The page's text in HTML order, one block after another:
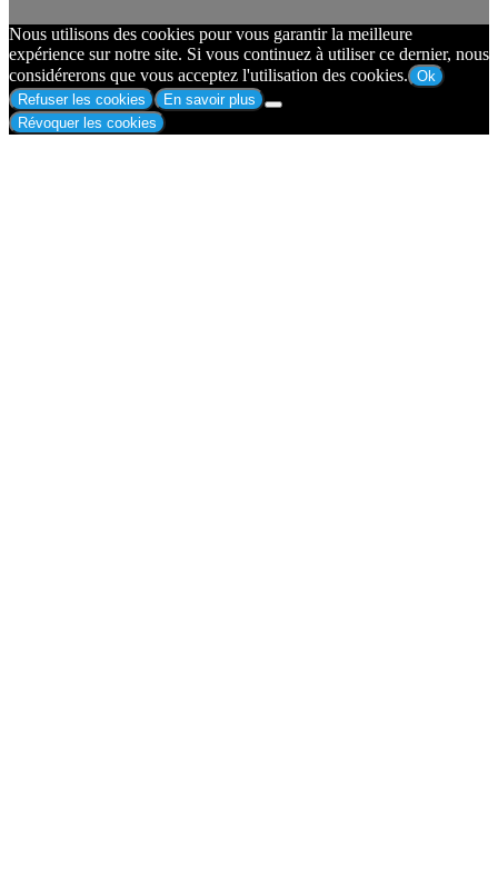
Nous utilisons des cookies pour vous garantir la meilleure
expérience sur notre site. Si vous continuez à utiliser ce dernier, nous
considérerons que vous acceptez l'utilisation des cookies. Ok
Refuser les cookies
En savoir plus
Révoquer les cookies